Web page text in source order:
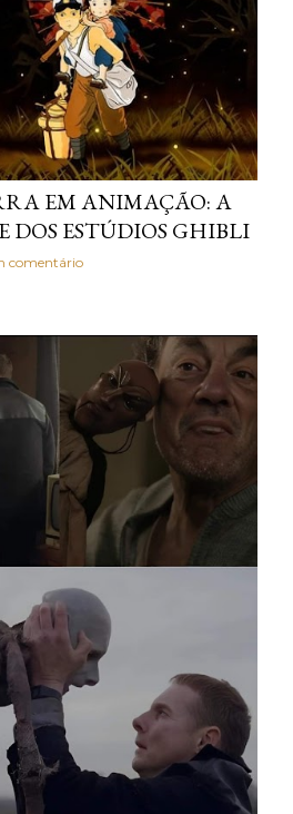
EM ANIMAÇÃO: A
DOS ESTÚDIOS GHIBLI
comentário